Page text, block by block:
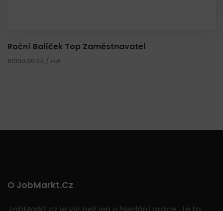
Roční Balíček Top Zaměstnavatel
61990,00 Kč / rok
O JobMarkt.cz